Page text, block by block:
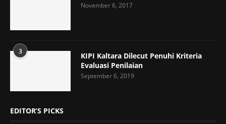
November 6, 2017
3
KIPI Kaltara Dilecut Penuhi Kriteria
Evaluasi Penilaian
September 6, 2019
EDITOR’S PICKS